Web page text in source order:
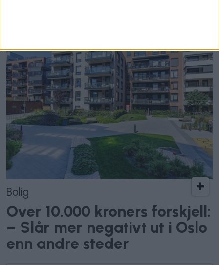
Bolig
Over 10.000 kroners forskjell:
– Slår mer negativt ut i Oslo
enn andre steder